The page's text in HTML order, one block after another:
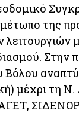
της
Στην
μέχρι τη